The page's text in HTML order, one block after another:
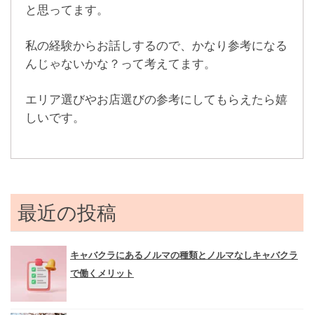
と思ってます。
私の経験からお話しするので、かなり参考になる
んじゃないかな？って考えてます。
エリア選びやお店選びの参考にしてもらえたら嬉
しいです。
最近の投稿
キャバクラにあるノルマの種類とノルマなしキャバクラ
で働くメリット